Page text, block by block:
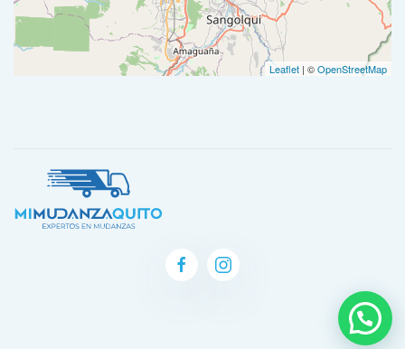
Leaflet | ©OpenStreetMap